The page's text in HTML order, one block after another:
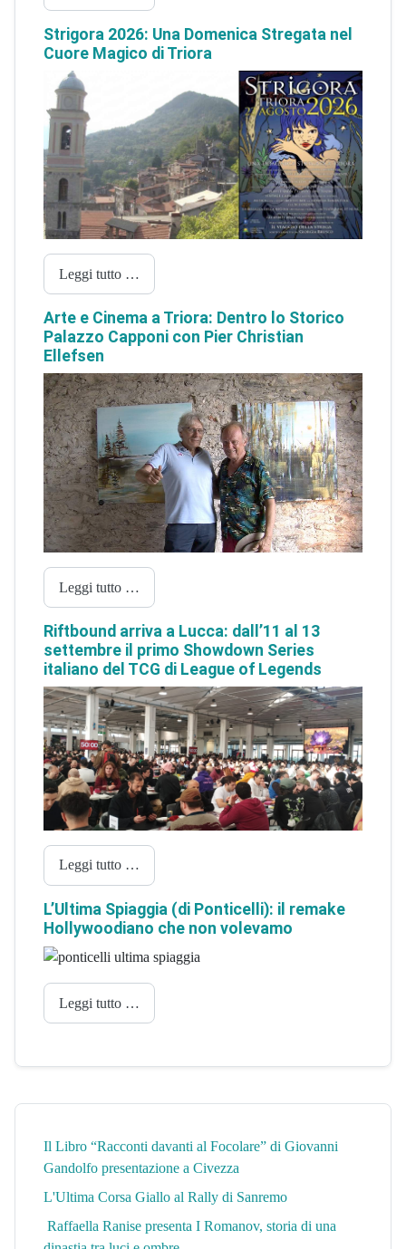
Strigora 2026: Una Domenica Stregata nel
Cuore Magico di Triora
Leggi tutto …
Arte e Cinema a Triora: Dentro lo Storico
Palazzo Capponi con Pier Christian
Ellefsen
Leggi tutto …
Riftbound arriva a Lucca: dall’11 al 13
settembre il primo Showdown Series
italiano del TCG di League of Legends
Leggi tutto …
L’Ultima Spiaggia (di Ponticelli): il remake
Hollywoodiano che non volevamo
Leggi tutto …
Il Libro “Racconti davanti al Focolare” di Giovanni
Gandolfo presentazione a Civezza
L'Ultima Corsa Giallo al Rally di Sanremo
Raffaella Ranise presenta I Romanov, storia di una